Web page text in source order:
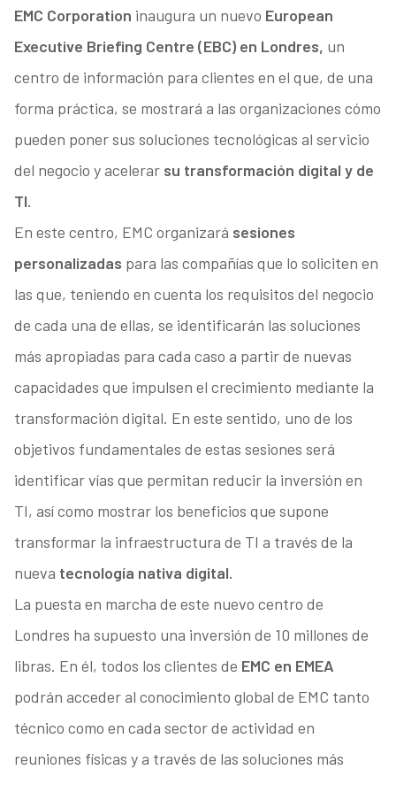
EMC Corporation inaugura un nuevo European
Executive Briefing Centre (EBC) en Londres, un
centro de información para clientes en el que, de una
forma práctica, se mostrará a las organizaciones cómo
pueden poner sus soluciones tecnológicas al servicio
del negocio y acelerar su transformación digital y de
TI.
En este centro, EMC organizará sesiones
personalizadas para las compañías que lo soliciten en
las que, teniendo en cuenta los requisitos del negocio
de cada una de ellas, se identificarán las soluciones
más apropiadas para cada caso a partir de nuevas
capacidades que impulsen el crecimiento mediante la
transformación digital. En este sentido, uno de los
objetivos fundamentales de estas sesiones será
identificar vías que permitan reducir la inversión en
TI, así como mostrar los beneficios que supone
transformar la infraestructura de TI a través de la
nueva tecnología nativa digital.
La puesta en marcha de este nuevo centro de
Londres ha supuesto una inversión de 10 millones de
libras. En él, todos los clientes de EMC en EMEA
podrán acceder al conocimiento global de EMC tanto
técnico como en cada sector de actividad en
reuniones físicas y a través de las soluciones más